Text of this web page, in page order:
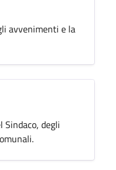
avvenimenti e la
Sindaco, degli